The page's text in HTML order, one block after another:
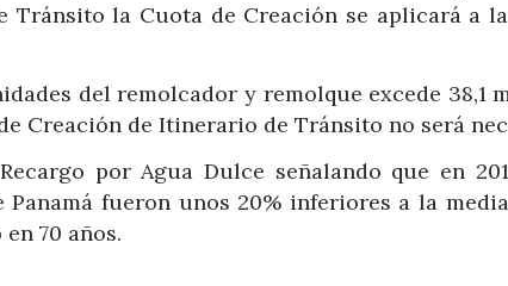
Tránsito la Cuota de Creación se aplicará a
del remolcador y remolque excede 38,1
Creación de Itinerario de Tránsito no será
por Agua Dulce señalando que en
Panamá fueron unos 20% inferiores a la
70 años.